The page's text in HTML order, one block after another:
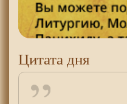
Цитата дня